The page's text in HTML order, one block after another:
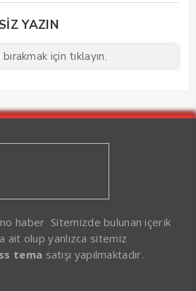
YAZIN
için tıklayın.
haber Sitemizde bulunan içerik
ait olup yanlızca sitemiz
tema satışı yapılmaktadır.